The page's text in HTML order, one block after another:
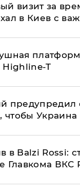
визит за
в Киев с
Highline-T
предупредил
чтобы
в Balzi Rossi:
Главкома ВКС